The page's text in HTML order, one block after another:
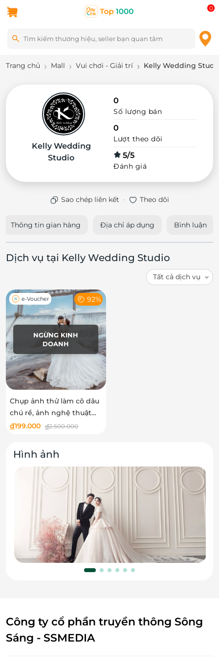
0
Trang chủ Mall Vui chơi - Giải trí Kelly Wedding
Kelly Wedding
Studio
0
Số lượng bán
0
Lượt theo dõi
5/5
Đánh giá
Sao chép liên kết · Theo dõi
Thông tin gian hàng Địa chỉ áp dụng Bình luận
Dịch vụ tại Kelly Wedding Studio
NGỪNG KINH
DOANH
e-Voucher 92%
Chụp ảnh thử làm cô dâu
chú rể, ảnh nghệ thuật
chất lượng như ý, chi phí
đ199.000 đ2.500.000
Hình ảnh
Công ty cổ phần truyền thông Sông
Sáng - SSMEDIA